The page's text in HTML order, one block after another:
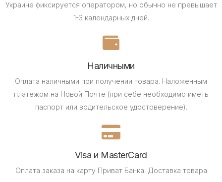
Украине фиксируется оператором, но обычно не превышает
1-3 календарных дней.
Наличными
Оплата наличными при получении товара. Наложенным
платежом на Новой Почте (при себе необходимо иметь
паспорт или водительское удостоверение).
Visa и MasterCard
Оплата заказа на карту Приват Банка. Доставка товара